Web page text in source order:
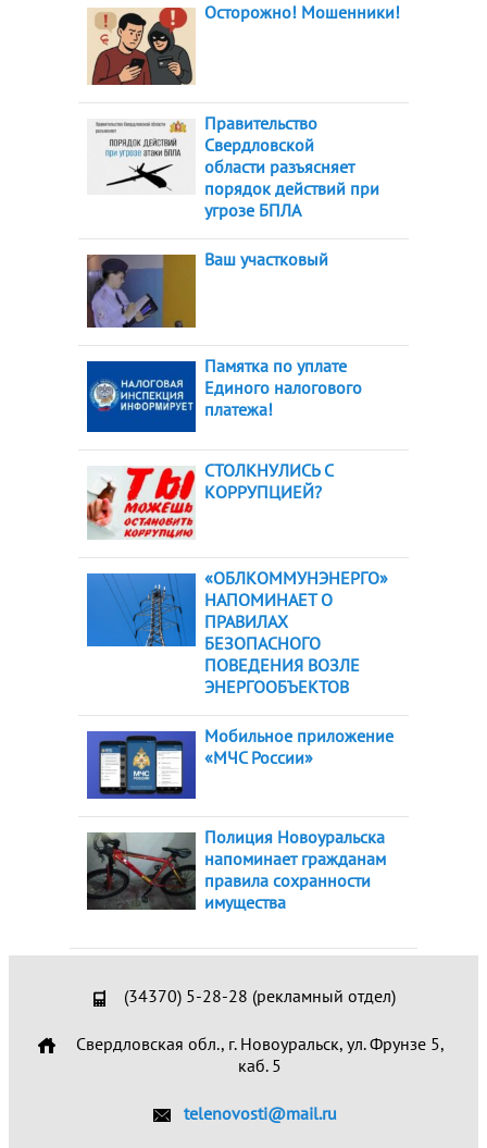
Осторожно! Мошенники!
Правительство
Свердловской
области разъясняет
порядок действий при
угрозе БПЛА
Ваш участковый
Памятка по уплате
Единого налогового
платежа!
СТОЛКНУЛИСЬ С
КОРРУПЦИЕЙ?
«ОБЛКОММУНЭНЕРГО»
НАПОМИНАЕТ О
ПРАВИЛАХ
БЕЗОПАСНОГО
ПОВЕДЕНИЯ ВОЗЛЕ
ЭНЕРГООБЪЕКТОВ
Мобильное приложение
«МЧС России»
Полиция Новоуральска
напоминает гражданам
правила сохранности
имущества
(34370) 5-28-28 (рекламный отдел)
Свердловская обл., г. Новоуральск, ул. Фрунзе 5,
каб. 5
telenovosti@mail.ru